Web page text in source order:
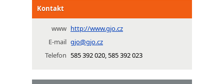
Kontakt
www http://www.gjo.cz
E-mail gjo@gjo.cz
Telefon 585 392 020, 585 392 023